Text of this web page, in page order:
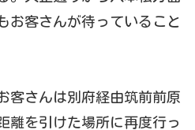
お客さんが待っていること
客さんは別府経由筑前前原
離を引けた場所に再度行っ